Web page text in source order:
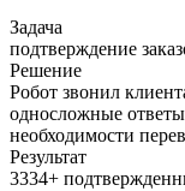
Задача
подтверждение
Решение
Робот звонил
односложные
необходимости
Результат
3334+